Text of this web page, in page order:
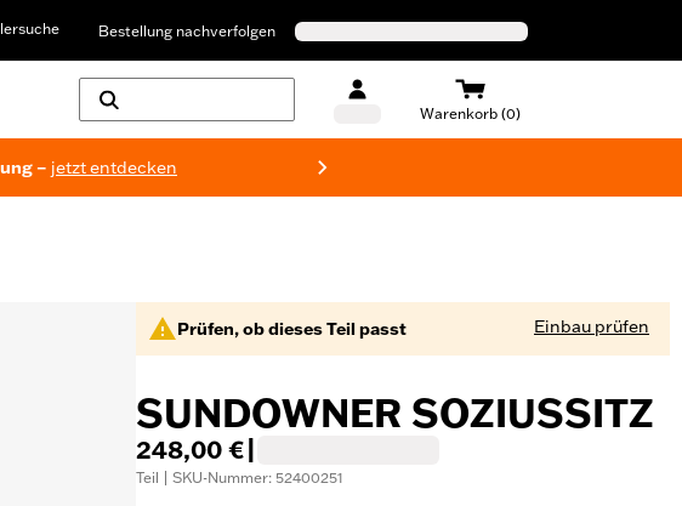
Bestellung nachverfolgen
Warenkorb (0)
– jetzt entdecken
Prüfen, ob dieses Teil passt Einbau prüfen
SUNDOWNER SOZIUSSITZ
248,00 €
Teil | SKU-Nummer: 52400251